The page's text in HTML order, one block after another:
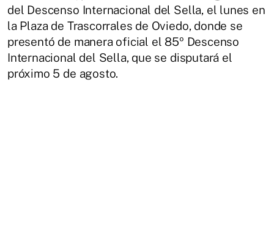
del Descenso Internacional del Sella, el lunes en
la Plaza de Trascorrales de Oviedo, donde se
presentó de manera oficial el 85º Descenso
Internacional del Sella, que se disputará el
próximo 5 de agosto.